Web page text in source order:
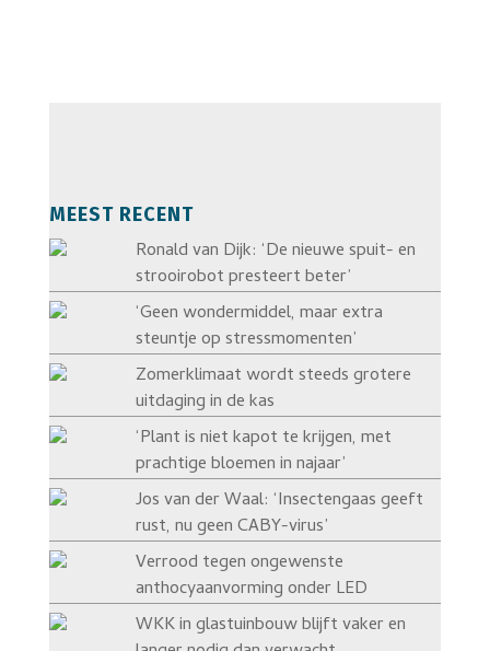
MEEST RECENT
Ronald van Dijk: ‘De nieuwe spuit- en
strooirobot presteert beter’
‘Geen wondermiddel, maar extra
steuntje op stressmomenten’
Zomerklimaat wordt steeds grotere
uitdaging in de kas
‘Plant is niet kapot te krijgen, met
prachtige bloemen in najaar’
Jos van der Waal: ‘Insectengaas geeft
rust, nu geen CABY-virus’
Verrood tegen ongewenste
anthocyaanvorming onder LED
WKK in glastuinbouw blijft vaker en